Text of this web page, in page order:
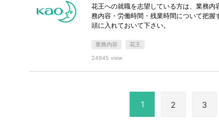
花王への就職を志望している方は、業務
務内容・労働時間・残業時間について把
頭に入れておいて下さい。
業務内容
花王
24945 view
1 2 3